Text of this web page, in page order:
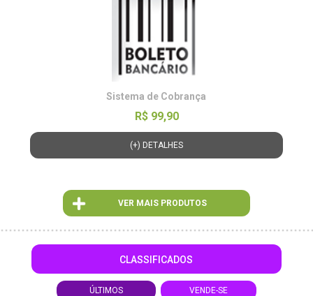
Sistema de Cobrança
R$ 99,90
(+) DETALHES
VER MAIS PRODUTOS
CLASSIFICADOS
ÚLTIMOS VENDE-SE